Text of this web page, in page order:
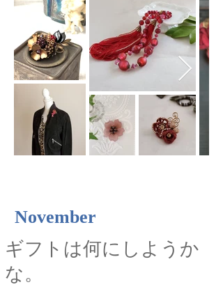
November
ギフトは何にしようか
な。